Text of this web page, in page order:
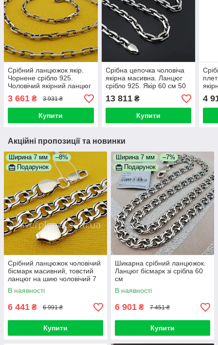
Срібний ланцюжок якір.
Чорнене срібло 925.
Чоловічий якірний ланцюг
13 гр 55 см
3 661 ₴ 3 931 ₴
Купити
Срібна цепочка чоловіча
якірна масивна. Ланцюг
срібло 925. Якір 60 см 50
грам
13 811₴
Купити
4
Акційні пропозиції та новинки
Ширина 7 мм
–8%
Подарунок
Срібний ланцюжок чоловічий
бісмарк масивний, товстий
ланцюг на шию чоловічий 7
мм
В наявності
6 441 ₴ 6 991 ₴
Купити
Ширина 7 мм
–7%
Подарунок
Шикарна срібний ланцюжок.
Ланцюг бісмарк зі срібла 60
см
В наявності
6 901 ₴ 7 451 ₴
Купити